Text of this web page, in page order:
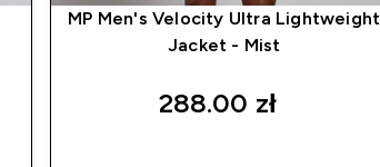
MP Men's Velocity Ultra Lightweight
Jacket - Mist
288.00 zł‎